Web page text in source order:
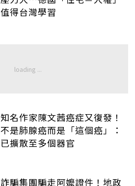
值得台灣學習
知名作家陳文茜癌症又復發！
不是肺腺癌而是「這個癌」：
已擴散至多個器官
詐騙集團騙走阿嬤證件！地政